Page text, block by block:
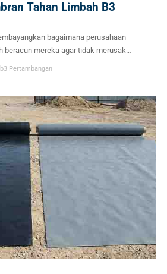
Tahan Limbah B3
bagaimana perusahaan
beracun mereka agar tidak merusak
beraksi. Material pelapis ini ibarat tameng
[…]
Pertambangan